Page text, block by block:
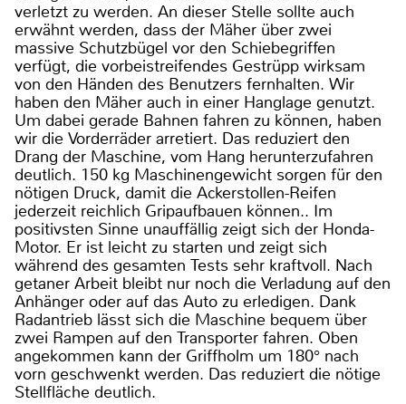
verletzt zu werden. An dieser Stelle sollte auch
erwähnt werden, dass der Mäher über zwei
massive Schutzbügel vor den Schiebegriffen
verfügt, die vorbeistreifendes Gestrüpp wirksam
von den Händen des Benutzers fernhalten. Wir
haben den Mäher auch in einer Hanglage genutzt.
Um dabei gerade Bahnen fahren zu können, haben
wir die Vorderräder arretiert. Das reduziert den
Drang der Maschine, vom Hang herunterzufahren
deutlich. 150 kg Maschinengewicht sorgen für den
nötigen Druck, damit die Ackerstollen-Reifen
jederzeit reichlich Gripaufbauen können.. Im
positivsten Sinne unauffällig zeigt sich der Honda-
Motor. Er ist leicht zu starten und zeigt sich
während des gesamten Tests sehr kraftvoll. Nach
getaner Arbeit bleibt nur noch die Verladung auf den
Anhänger oder auf das Auto zu erledigen. Dank
Radantrieb lässt sich die Maschine bequem über
zwei Rampen auf den Transporter fahren. Oben
angekommen kann der Griffholm um 180° nach
vorn geschwenkt werden. Das reduziert die nötige
Stellfläche deutlich.